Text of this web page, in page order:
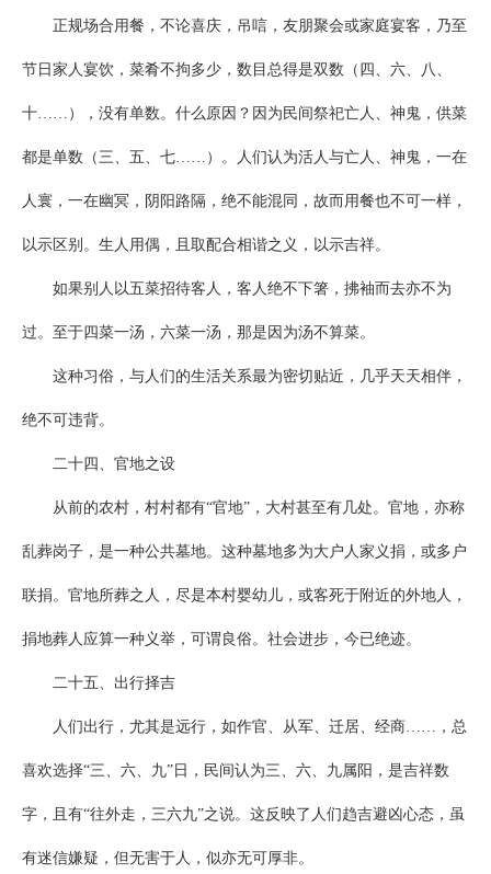
正规场合用餐，不论喜庆，吊唁，友朋聚会或家庭宴客，乃至
节日家人宴饮，菜肴不拘多少，数目总得是双数（四、六、八、
十……），没有单数。什么原因？因为民间祭祀亡人、神鬼，供菜
都是单数（三、五、七……）。人们认为活人与亡人、神鬼，一在
人寰，一在幽冥，阴阳路隔，绝不能混同，故而用餐也不可一样，
以示区别。生人用偶，且取配合相谐之义，以示吉祥。
如果别人以五菜招待客人，客人绝不下箸，拂袖而去亦不为
过。至于四菜一汤，六菜一汤，那是因为汤不算菜。
这种习俗，与人们的生活关系最为密切贴近，几乎天天相伴，
绝不可违背。
二十四、官地之设
从前的农村，村村都有“官地”，大村甚至有几处。官地，亦称
乱葬岗子，是一种公共墓地。这种墓地多为大户人家义捐，或多户
联捐。官地所葬之人，尽是本村婴幼儿，或客死于附近的外地人，
捐地葬人应算一种义举，可谓良俗。社会进步，今已绝迹。
二十五、出行择吉
人们出行，尤其是远行，如作官、从军、迁居、经商……，总
喜欢选择“三、六、九”日，民间认为三、六、九属阳，是吉祥数
字，且有“往外走，三六九”之说。这反映了人们趋吉避凶心态，虽
有迷信嫌疑，但无害于人，似亦无可厚非。